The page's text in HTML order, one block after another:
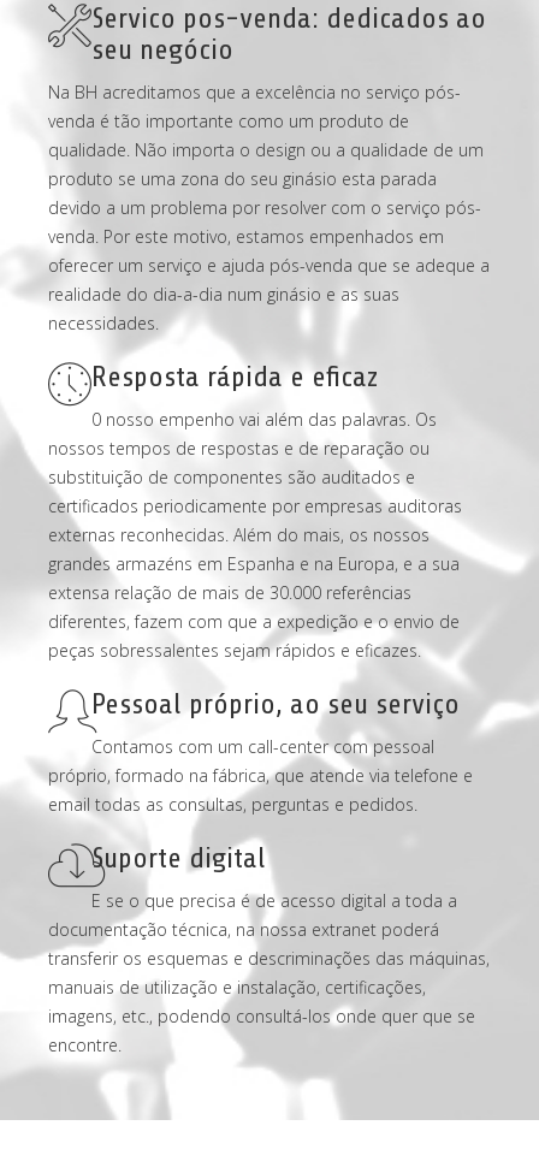
Servico pos-venda: dedicados ao
seu negócio
Na BH acreditamos que a excelência no serviço pós-
venda é tão importante como um produto de
qualidade. Não importa o design ou a qualidade de um
produto se uma zona do seu ginásio esta parada
devido a um problema por resolver com o serviço pós-
venda. Por este motivo, estamos empenhados em
oferecer um serviço e ajuda pós-venda que se adeque a
realidade do dia-a-dia num ginásio e as suas
necessidades.
Resposta rápida e eficaz
0 nosso empenho vai além das palavras. Os
nossos tempos de respostas e de reparação ou
substituição de componentes são auditados e
certificados periodicamente por empresas auditoras
externas reconhecidas. Além do mais, os nossos
grandes armazéns em Espanha e na Europa, e a sua
extensa relação de mais de 30.000 referências
diferentes, fazem com que a expedição e o envio de
peças sobressalentes sejam rápidos e eficazes.
Pessoal próprio, ao seu serviço
Contamos com um call-center com pessoal
próprio, formado na fábrica, que atende via telefone e
email todas as consultas, perguntas e pedidos.
Suporte digital
E se o que precisa é de acesso digital a toda a
documentação técnica, na nossa extranet poderá
transferir os esquemas e descriminações das máquinas,
manuais de utilização e instalação, certificações,
imagens, etc., podendo consultá-los onde quer que se
encontre.